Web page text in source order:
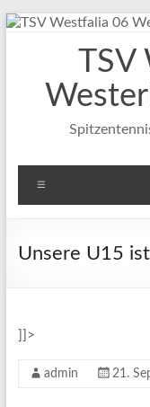
Zum
TSV
Unsere U15
]]>
admin 21.